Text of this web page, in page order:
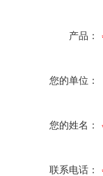
产品：
您的单位：
您的姓名：
联系电话：